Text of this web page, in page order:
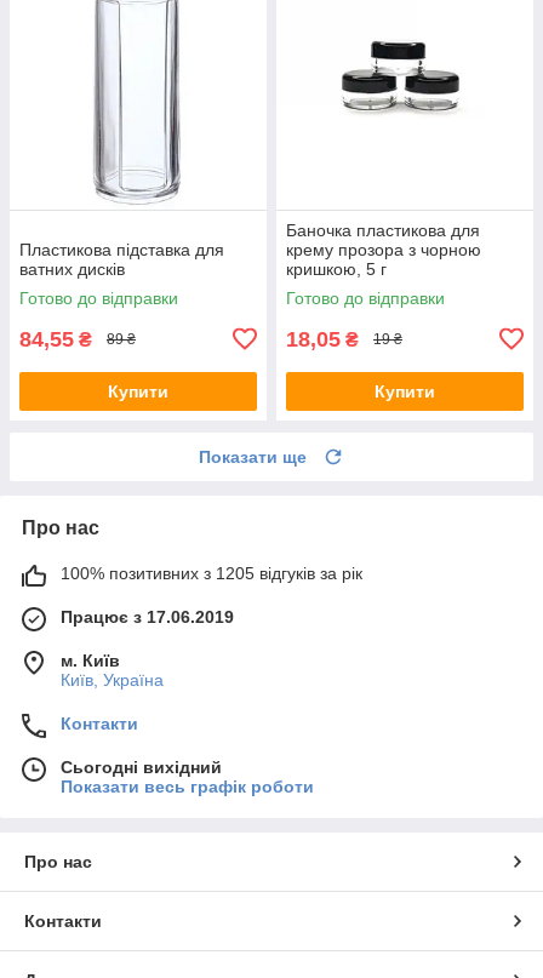
Пластикова підставка для
ватних дисків
Готово до відправки
84,55 ₴ 89 ₴
Купити
Баночка пластикова для
крему прозора з чорною
кришкою, 5 г
Готово до відправки
18,05 ₴ 19 ₴
Купити
Показати ще
Про нас
100% позитивних з 1205 відгуків за рік
Працює з 17.06.2019
м. Київ
Київ, Україна
Контакти
Сьогодні вихідний
Показати весь графік роботи
Про нас
Контакти